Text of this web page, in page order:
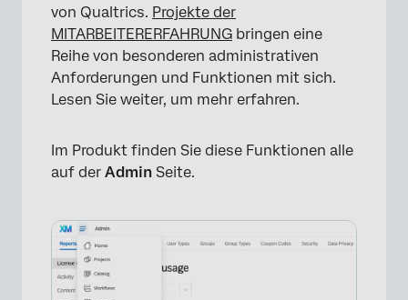
Berechtigungen Employee Experience
Benutzertypen
Gruppen
Upgrade-Codes
Organisationseinstellungen
Abteilungen
FAQs
von Qualtrics. Projekte der
MITARBEITERERFAHRUNG bringen eine
Reihe von besonderen administrativen
Anforderungen und Funktionen mit sich.
Lesen Sie weiter, um mehr erfahren.
Im Produkt finden Sie diese Funktionen alle
auf der Admin Seite.